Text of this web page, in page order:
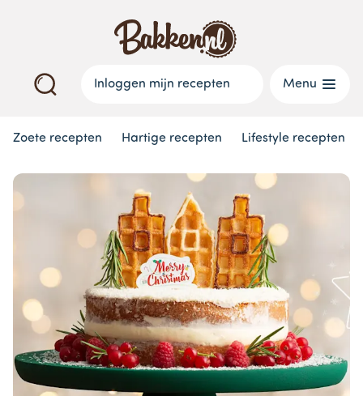
Inloggen mijn recepten Menu
Zoete recepten Hartige recepten Lifestyle recepten